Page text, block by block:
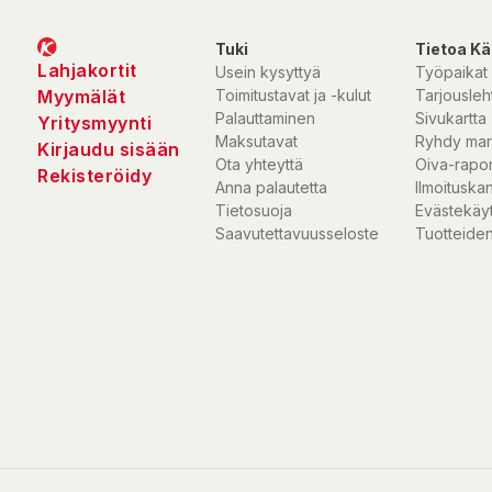
Tuotteen leveys: 4cm
Tuotteen korkeus: 5,4cm
LIGHTAWAY SINGLE LED 18CM- extraljus
Trots sin lilla storlek är det en mycket kraftfull extraljuspanel. Den
kropp och en ramlös lins, vilket ger den ett snyggt utseende.
hög, vilket gör den enkel att installera i t.ex. en bilmask.
Lahjakortit
Myymälät
Yritysmyynti
Kirjaudu sisään
Rekisteröidy
Tuki
Usein kysyttyä
Toimitustavat ja -kulut
Palauttaminen
Maksutavat
Ota yhteyttä
Anna palautetta
Tietosuoja
Saavutettavuusseloste
Tietoa
Työpaikat
Sivukartta
Ryhdy
Oiva-